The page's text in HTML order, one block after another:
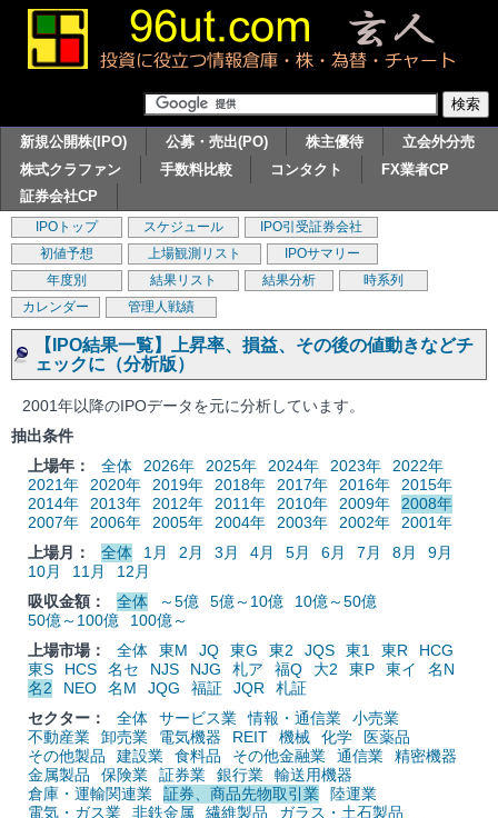
新規公開株(IPO) 公募・売出(PO) 株主優待
立会外分売
株式クラファン
手数料比較 コンタクト
FX業者CP
証券会社CP
IPOトップ スケジュール
IPO引受証券会社
初値予想
上場観測リスト
IPOサマリー
年度別
結果リスト 結果分析
時系列
カレンダー
管理人戦績
【IPO結果一覧】上昇率、損益、その後の値動きなどチ
ェックに（分析版）
2001年以降のIPOデータを元に分析しています。
抽出条件
上場年：
全体 2026年 2025年 2024年 2023年
2022年
2021年
2020年 2019年 2018年 2017年 2016年
2015年
2014年
2013年 2012年 2011年 2010年 2009年
2008年
2007年
2006年 2005年 2004年 2003年 2002年
2001年
上場月：
全体 1月 2月 3月 4月 5月 6月 7月 8月
9月
10月
11月
12月
吸収金額：
全体 ～5億 5億～10億
10億～50億
50億～100億
100億～
上場市場：
全体 東M JQ 東G 東2 JQS 東1 東R
HCG
東S
HCS 名セ NJS NJG 札ア 福Q 大2 東P 東イ
名N
名2
NEO 名M JQG 福証 JQR
札証
セクター：
全体 サービス業 情報・通信業
小売業
不動産業
卸売業 電気機器 REIT 機械 化学
医薬品
その他製品
建設業 食料品 その他金融業 通信業
精密機器
金属製品
保険業 証券業 銀行業
輸送用機器
倉庫・運輸関連業
証券、商品先物取引業
陸運業
電気・ガス業
非鉄金属 繊維製品
ガラス・土石製品